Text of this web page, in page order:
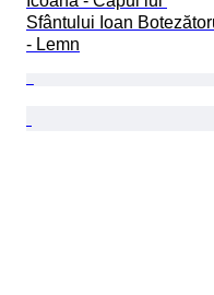
Sfântului Ioan
- Lemn